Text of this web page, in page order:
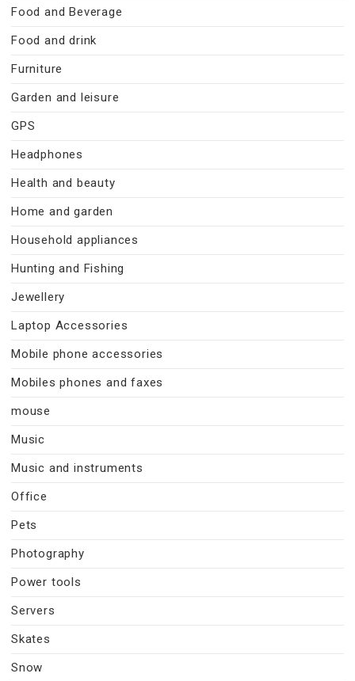
Food and Beverage
Food and drink
Furniture
Garden and leisure
GPS
Headphones
Health and beauty
Home and garden
Household appliances
Hunting and Fishing
Jewellery
Laptop Accessories
Mobile phone accessories
Mobiles phones and faxes
mouse
Music
Music and instruments
Office
Pets
Photography
Power tools
Servers
Skates
Snow